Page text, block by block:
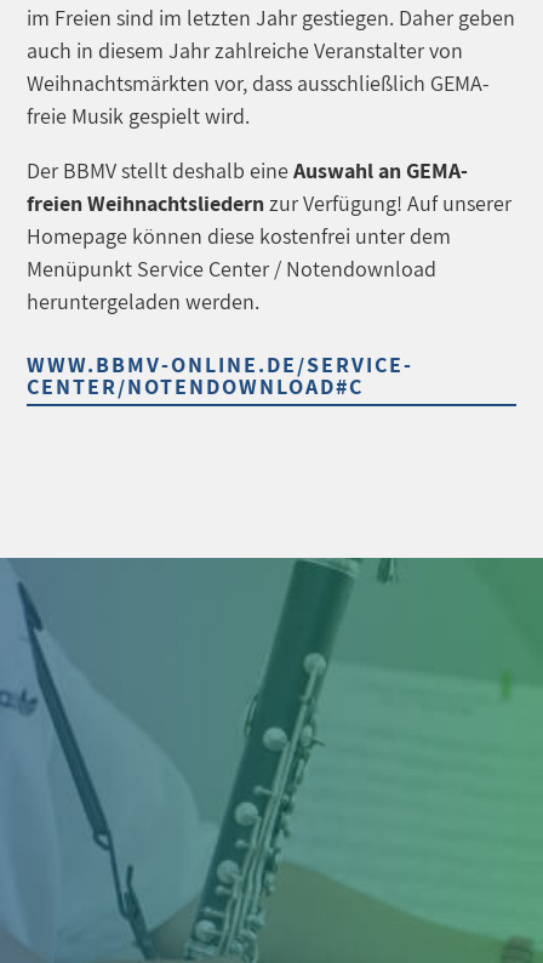
im Freien sind im letzten Jahr gestiegen. Daher geben
auch in diesem Jahr zahlreiche Veranstalter von
Weihnachtsmärkten vor, dass ausschließlich GEMA-
freie Musik gespielt wird.
Der BBMV stellt deshalb eineAuswahl an GEMA-
freien Weihnachtsliedern zur Verfügung! Auf unserer
Homepage können diese kostenfrei unter dem
Menüpunkt Service Center / Notendownload
heruntergeladen werden.
WWW.BBMV-ONLINE.DE/SERVICE-
CENTER/NOTENDOWNLOAD#C